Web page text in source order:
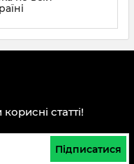
статті!
Підписатися